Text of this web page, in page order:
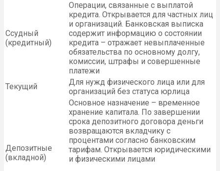
Ссудный
(кредитный)
Операции, связанные с выплатой
кредита. Открывается для частных лиц
и организаций. Банковская выписка
содержит информацию о состоянии
кредита – отражает невыплаченные
обязательства по основному долгу,
комиссии, штрафы и совершенные
платежи
Текущий
Для нужд физического лица или для
организаций без статуса юрлица
Депозитные
(вкладной)
Основное назначение – временное
хранение капитала. По завершении
срока депозитного договора деньги
возвращаются вкладчику с
процентами согласно банковским
тарифам. Открывается юридическими
и физическими лицами